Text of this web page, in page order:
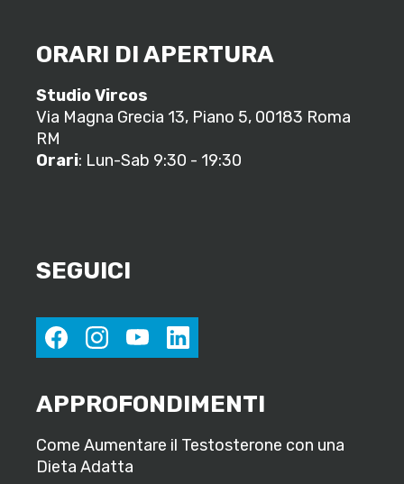
ORARI DI APERTURA
Studio Vircos
Via Magna Grecia 13, Piano 5, 00183 Roma
RM
Orari: Lun-Sab 9:30 - 19:30
SEGUICI
facebookinstagramyoutubelinkedin
APPROFONDIMENTI
Come Aumentare il Testosterone con una
Dieta Adatta